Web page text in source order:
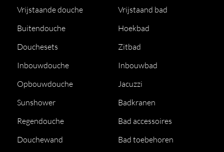
Vrijstaande douche
Buitendouche
Douchesets
Inbouwdouche
Opbouwdouche
Sunshower
Regendouche
Douchewand
Vrijstaand bad
Hoekbad
Zitbad
Inbouwbad
Jacuzzi
Badkranen
Bad accessoires
Bad toebehoren